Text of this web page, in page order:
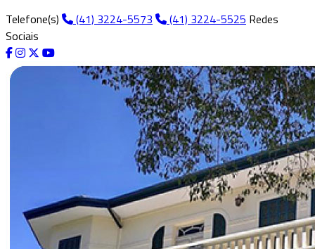
Telefone(s)
(41) 3224-5573 (41) 3224-5525 Redes
Sociais